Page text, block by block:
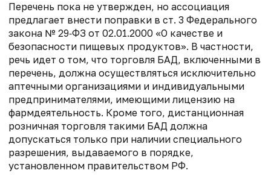
Перечень пока не утвержден, но ассоциация
предлагает внести поправки в ст. 3 Федерального
закона № 29‑ФЗ от 02.01.2000 «О качестве и
безопасности пищевых продуктов». В частности,
речь идет о том, что торговля БАД, включенными в
перечень, должна осуществляться исключительно
аптечными организациями и индивидуальными
предпринимателями, имеющими лицензию на
фармдеятельность. Кроме того, дистанционная
розничная торговля такими БАД должна
допускаться только при наличии специального
разрешения, выдаваемого в порядке,
установленном правительством РФ.